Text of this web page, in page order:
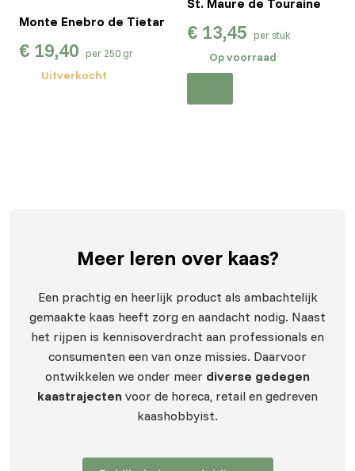
Monte Enebro de Tietar
€ 19,40 per 250 gr
Uitverkocht
€ 13,45 per stuk
Op voorraad
Meer leren over kaas?
Een prachtig en heerlijk product als ambachtelijk
gemaakte kaas heeft zorg en aandacht nodig. Naast
het rijpen is kennisoverdracht aan professionals en
consumenten een van onze missies. Daarvoor
ontwikkelen we onder meer diverse gedegen
kaastrajecten voor de horeca, retail en gedreven
kaashobbyist.